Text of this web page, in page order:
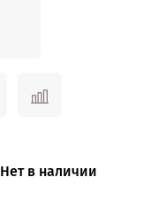
Нет в наличии